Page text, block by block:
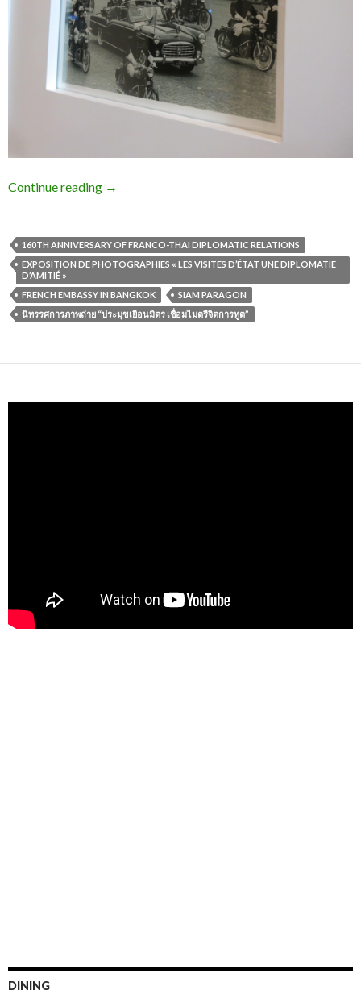
Continue reading →
160TH ANNIVERSARY OF FRANCO-THAI DIPLOMATIC RELATIONS
EXPOSITION DE PHOTOGRAPHIES « LES VISITES D’ÉTAT UNE DIPLOMATIE
D’AMITIÉ »
FRENCH EMBASSY IN BANGKOK
SIAM PARAGON
นิทรรศการภาพถ่าย “ประมุขเยือนมิตร เชื่อมไมตรีจิตการทูต”
DINING